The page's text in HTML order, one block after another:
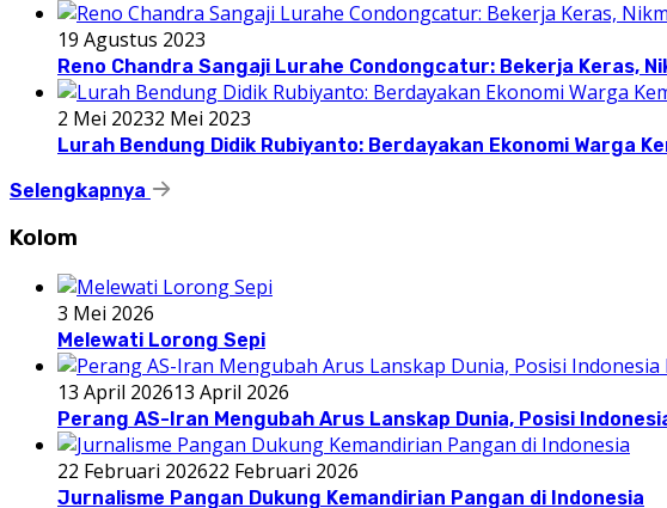
19 Agustus 2023
Reno Chandra Sangaji Lurahe Condongcatur: Bekerja Keras,
2 Mei 20232 Mei 2023
Lurah Bendung Didik Rubiyanto: Berdayakan Ekonomi Warga
Selengkapnya
Kolom
3 Mei 2026
Melewati Lorong Sepi
13 April 202613 April 2026
Perang AS-Iran Mengubah Arus Lanskap Dunia, Posisi
22 Februari 202622 Februari 2026
Jurnalisme Pangan Dukung Kemandirian Pangan di Indonesia